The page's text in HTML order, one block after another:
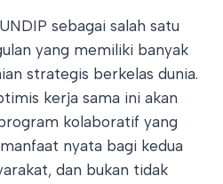
sebagai salah satu
yang memiliki banyak
strategis berkelas dunia.
kerja sama ini akan
kolaboratif yang
nyata bagi kedua
dan bukan tidak